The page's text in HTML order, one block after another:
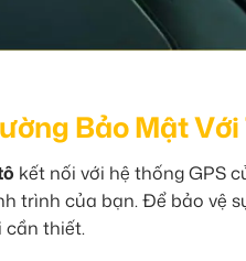
Bảo Mật
kết nối với hệ thống GPS
trình của bạn. Để bảo vệ
cần thiết.